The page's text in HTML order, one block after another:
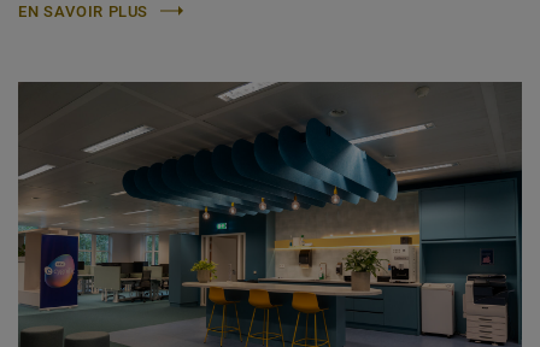
EN SAVOIR PLUS